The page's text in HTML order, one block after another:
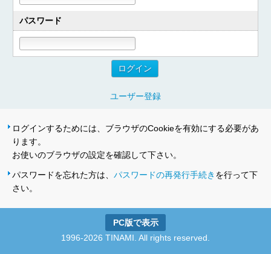
パスワード
ユーザー登録
ログインするためには、ブラウザのCookieを有効にする必要があ
ります。
お使いのブラウザの設定を確認して下さい。
パスワードを忘れた方は、 パスワードの再発行手続き を行って下
さい。
PC版で表示
1996-2026 TINAMI. All rights reserved.